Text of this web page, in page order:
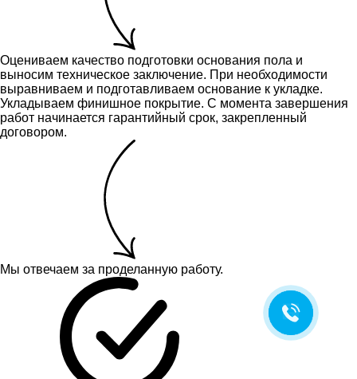
Оцениваем качество подготовки основания пола и
выносим техническое заключение. При необходимости
выравниваем и подготавливаем основание к укладке.
Укладываем финишное покрытие. С момента завершения
работ начинается гарантийный срок, закрепленный
договором.
Мы отвечаем за проделанную работу.